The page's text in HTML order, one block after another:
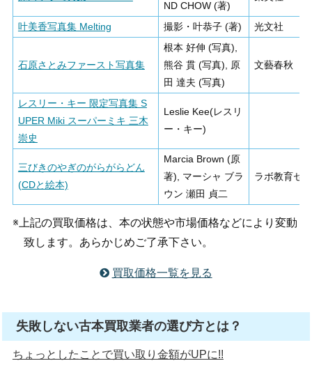
ND CHOW (著)
叶美香写真集 Melting 撮影・叶恭子 (著) 光文社
石原さとみファースト写真集
根本 好伸 (写真),
熊谷 貫 (写真), 原
田 達夫 (写真)
文藝春秋
レスリー・キー 限定写真集 S
UPER Miki スーパーミキ 三木
崇史
Leslie Kee(レスリ
ー・キー)
三びきのやぎのがらがらどん
(CDと絵本)
Marcia Brown (原
著), マーシャ ブラ
ウン 瀬田 貞二
ラボ教育セ
※上記の買取価格は、本の状態や市場価格などにより変動
致します。あらかじめご了承下さい。
買取価格一覧を見る
失敗しない古本買取業者の選び方とは？
ちょっとしたことで買い取り金額がUPに!!